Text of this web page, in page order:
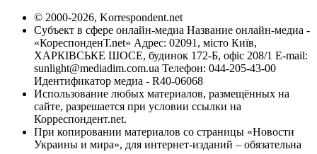
© 2000-2026, Korrespondent.net
Субъект в сфере онлайн-медиа Название онлайн-медиа -
«КореспонденТ.net» Адрес: 02091, місто Київ,
ХАРКІВСЬКЕ ШОСЕ, будинок 172-Б, офіс 208/1 E-mail:
sunlight@mediadim.com.ua Телефон: 044-205-43-00
Идентификатор медиа - R40-06068
Использование любых материалов, размещённых на
сайте, разрешается при условии ссылки на
Корреспондент.net.
При копировании материалов со страницы «Новости
Украины и мира», для интернет-изданий – обязательна